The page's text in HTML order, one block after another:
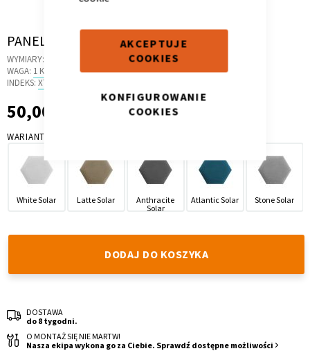
AKCEPTUJE
COOKIES
KONFIGUROWANIE
COOKIES
Skip
the
beginning
the
images
gallery
PANEL HEKSAGON GREY CLOUD 81
WYMIARY:
WAGA: 1 KG
INDEKS: XT.04
50,00 zł
50,00 zł
WARIANT
White Solar Latte Solar
Anthracite
Solar
Atlantic Solar Stone Solar
DODAJ DO KOSZYKA
DOSTAWA
do 8 tygodni.
O MONTAŻ SIĘ NIE MARTW!
Nasza ekipa wykona go za Ciebie. Sprawdź dostępne możliwości
Półka i szafka wisząca